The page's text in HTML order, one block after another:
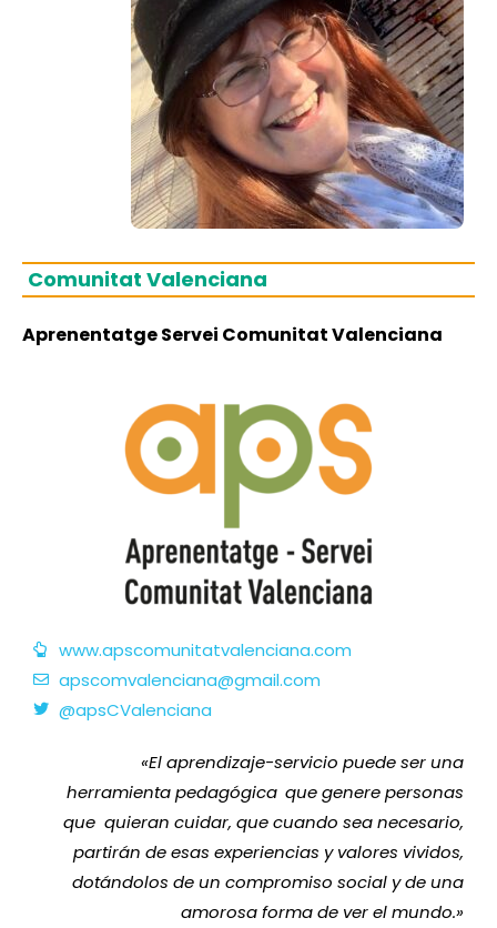
Comunitat Valenciana
Aprenentatge Servei Comunitat Valenciana
www.apscomunitatvalenciana.com
apscomvalenciana@gmail.com
@apsCValenciana
«El aprendizaje-servicio puede ser una
herramienta pedagógica que genere personas
que quieran cuidar, que cuando sea necesario,
partirán de esas experiencias y valores vividos,
dotándolos de un compromiso social y de una
amorosa forma de ver el mundo.»